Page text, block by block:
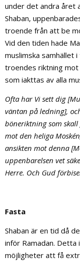
under det andra året
Shaban,
troende från att be
Vid den tiden hade
muslimska samhället
troendes riktning
som iakttas av alla
Ofta har Vi sett dig
väntan på ledning],
böneriktning som
mot den heliga
ansikten mot denna
uppenbarelsen vet
Herre. Och Gud
Fasta
Shaban är en tid då
inför Ramadan.
möjligheter att få